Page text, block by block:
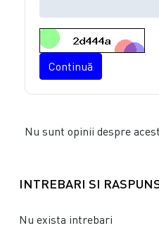
Continuă
Nu sunt opinii despre
INTREBARI SI
Nu exista intrebari